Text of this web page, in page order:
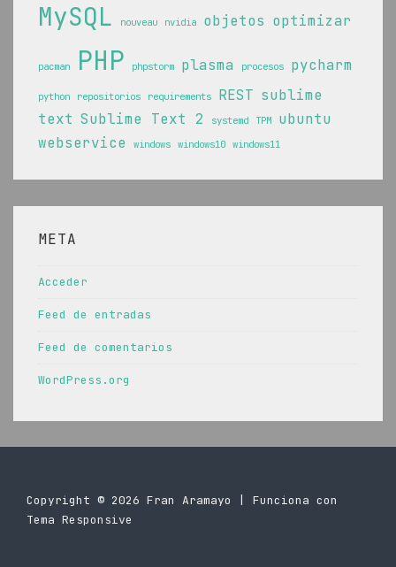
MySQL nouveau nvidia objetos optimizar
pacman PHP phpstorm plasma procesos pycharm
python repositorios requirements REST sublime
text Sublime Text 2 systemd TPM
ubuntu
webservice
windows windows10 windows11
META
Acceder
Feed de entradas
Feed de comentarios
WordPress.org
Copyright © 2026 Fran Aramayo
| Funciona con
Tema Responsive